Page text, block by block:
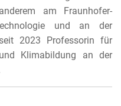
am Fraunhofer-
und an der
2023 Professorin für
Klimabildung an der